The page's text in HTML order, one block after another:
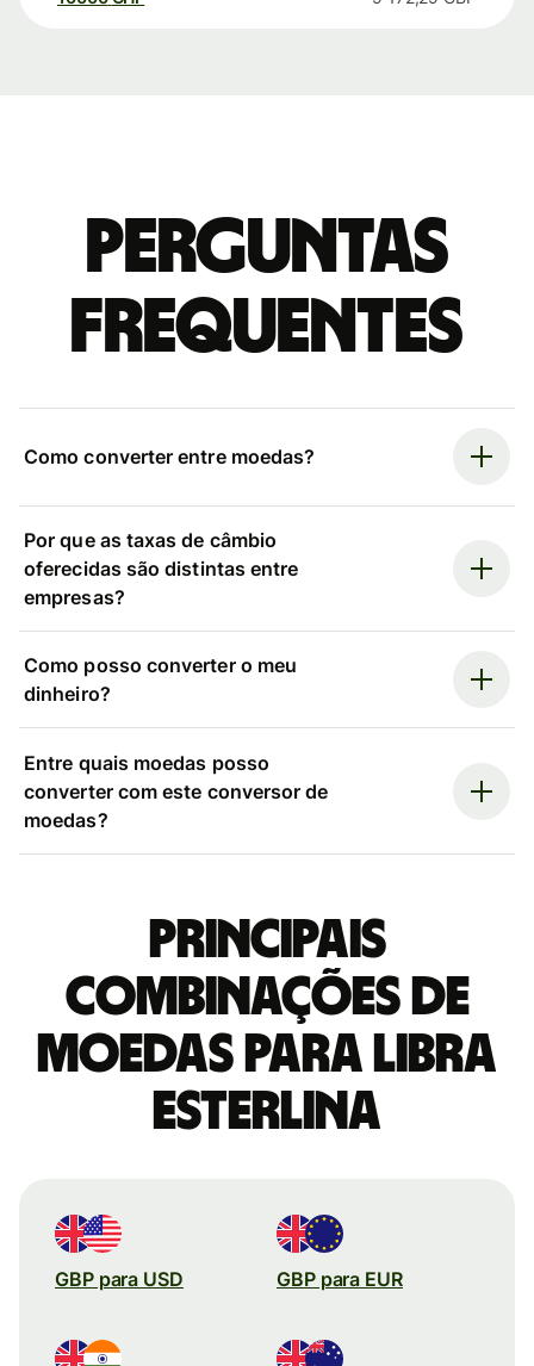
Perguntas
frequentes
Como converter entre moedas?
Por que as taxas de câmbio
oferecidas são distintas entre
empresas?
Como posso converter o meu
dinheiro?
Entre quais moedas posso
converter com este conversor de
moedas?
Principais
combinações de
moedas para Libra
esterlina
GBP para USD GBP para EUR